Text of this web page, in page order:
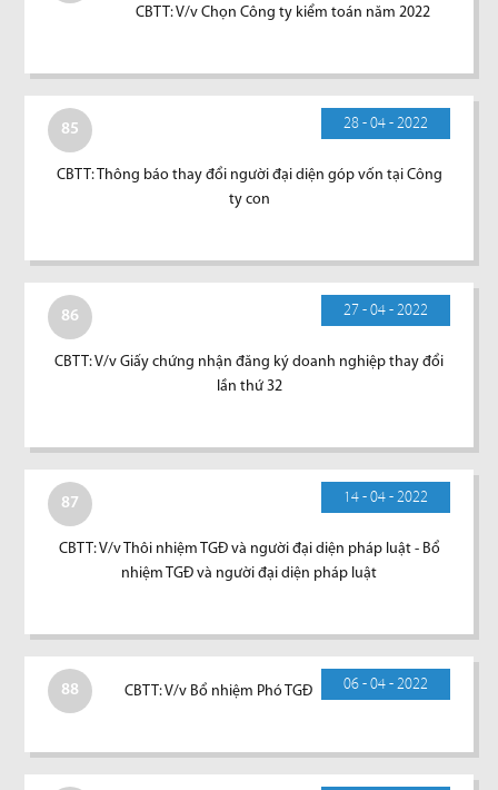
CBTT: V/v Chọn Công ty kiểm toán năm 2022
85 28 - 04 - 2022
CBTT: Thông báo thay đổi người đại diện góp vốn tại Công
ty con
86 27 - 04 - 2022
CBTT: V/v Giấy chứng nhận đăng ký doanh nghiệp thay đổi
lần thứ 32
87 14 - 04 - 2022
CBTT: V/v Thôi nhiệm TGĐ và người đại diện pháp luật - Bổ
nhiệm TGĐ và người đại diện pháp luật
88 06 - 04 - 2022
CBTT: V/v Bổ nhiệm Phó TGĐ